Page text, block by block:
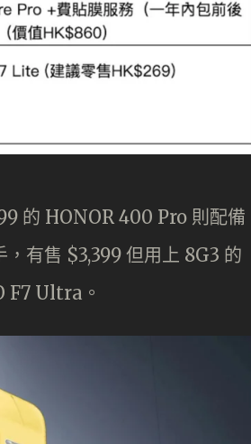
的 HONOR 400 Pro 則配備
有售 $3,399 但用上 8G3 的
F7 Ultra。